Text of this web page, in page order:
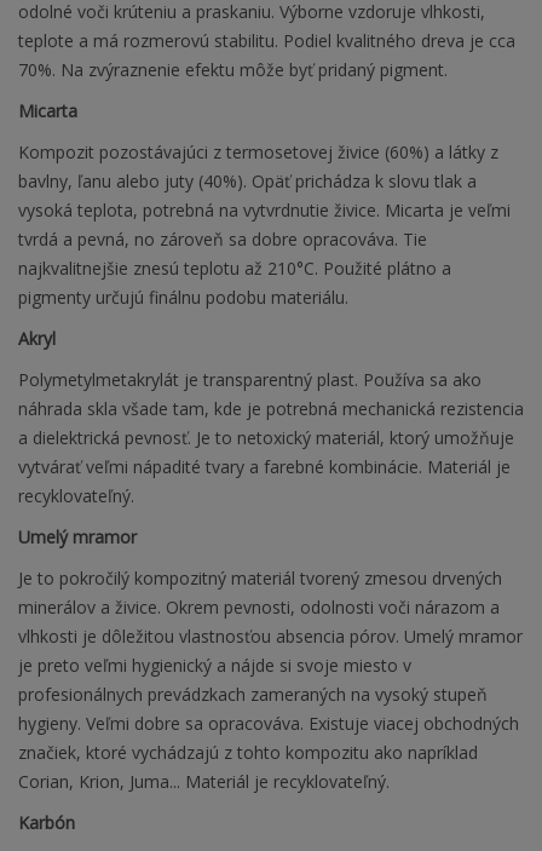
odolné voči krúteniu a praskaniu. Výborne vzdoruje vlhkosti,
teplote a má rozmerovú stabilitu. Podiel kvalitného dreva je cca
70%. Na zvýraznenie efektu môže byť pridaný pigment.
Micarta
Kompozit pozostávajúci z termosetovej živice (60%) a látky z
bavlny, ľanu alebo juty (40%). Opäť prichádza k slovu tlak a
vysoká teplota, potrebná na vytvrdnutie živice. Micarta je veľmi
tvrdá a pevná, no zároveň sa dobre opracováva. Tie
najkvalitnejšie znesú teplotu až 210°C. Použité plátno a
pigmenty určujú finálnu podobu materiálu.
Akryl
Polymetylmetakrylát je transparentný plast. Používa sa ako
náhrada skla všade tam, kde je potrebná mechanická rezistencia
a dielektrická pevnosť. Je to netoxický materiál, ktorý umožňuje
vytvárať veľmi nápadité tvary a farebné kombinácie. Materiál je
recyklovateľný.
Umelý mramor
Je to pokročilý kompozitný materiál tvorený zmesou drvených
minerálov a živice. Okrem pevnosti, odolnosti voči nárazom a
vlhkosti je dôležitou vlastnosťou absencia pórov. Umelý mramor
je preto veľmi hygienický a nájde si svoje miesto v
profesionálnych prevádzkach zameraných na vysoký stupeň
hygieny. Veľmi dobre sa opracováva. Existuje viacej obchodných
značiek, ktoré vychádzajú z tohto kompozitu ako napríklad
Corian, Krion, Juma... Materiál je recyklovateľný.
Karbón